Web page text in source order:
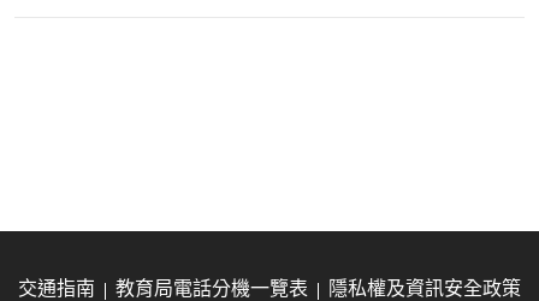
交通指南 教育局電話分機一覽表
隱私權及資訊安全政策